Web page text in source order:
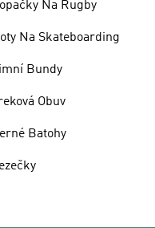
Na Rugby
Na Skateboarding
Bundy
Obuv
Batohy